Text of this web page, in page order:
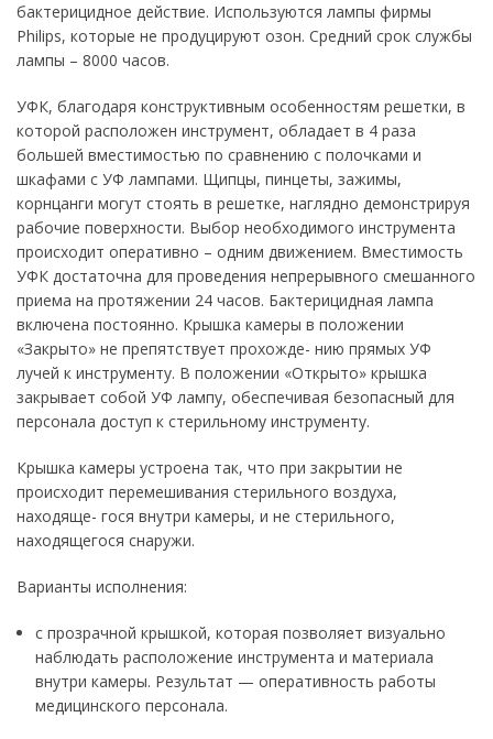
бактерицидное действие. Используются лампы фирмы
Philips, которые не продуцируют озон. Средний срок службы
лампы – 8000 часов.
УФК, благодаря конструктивным особенностям решетки, в
которой расположен инструмент, обладает в 4 раза
большей вместимостью по сравнению с полочками и
шкафами с УФ лампами. Щипцы, пинцеты, зажимы,
корнцанги могут стоять в решетке, наглядно демонстрируя
рабочие поверхности. Выбор необходимого инструмента
происходит оперативно – одним движением. Вместимость
УФК достаточна для проведения непрерывного смешанного
приема на протяжении 24 часов. Бактерицидная лампа
включена постоянно. Крышка камеры в положении
«Закрыто» не препятствует прохожде- нию прямых УФ
лучей к инструменту. В положении «Открыто» крышка
закрывает собой УФ лампу, обеспечивая безопасный для
персонала доступ к стерильному инструменту.
Крышка камеры устроена так, что при закрытии не
происходит перемешивания стерильного воздуха,
находяще- гося внутри камеры, и не стерильного,
находящегося снаружи.
Варианты исполнения:
с прозрачной крышкой, которая позволяет визуально
наблюдать расположение инструмента и материала
внутри камеры. Результат — оперативность работы
медицинского персонала.